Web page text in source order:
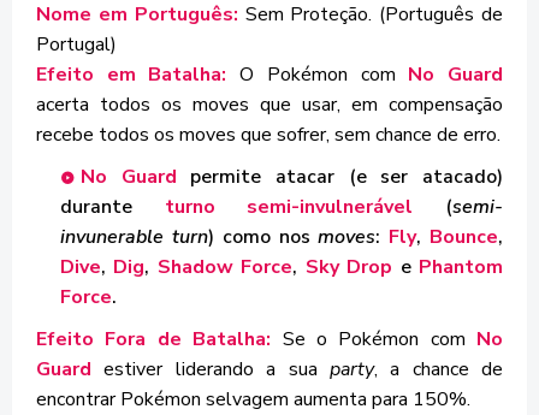
Nome em Português: Sem Proteção. (Português de
Portugal)
Efeito em Batalha:O Pokémon com No Guard
acerta todos os moves que usar, em compensação
recebe todos os moves que sofrer, sem chance de erro.
No Guard permite atacar (e ser atacado)
durante turno semi-invulnerável (semi-
invunerable turn) como nosmoves: Fly, Bounce,
Dive, Dig, Shadow Force, Sky Drop e Phantom
Force.
Efeito Fora de Batalha: Se o Pokémon com No
Guard estiver liderando a sua party, a chance de
encontrar Pokémon selvagem aumenta para 150%.